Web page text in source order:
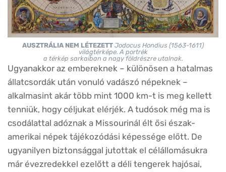
AUSZTRÁLIA NEM LÉTEZETT Jodocus Hondius (1563-1611)
világtérképe. A portrék
a térkép sarkaiban a nagy földrészre utalnak.
Ugyanakkor az embereknek – különösen a hatalmas
állatcsordák után vonuló vadászó népeknek –
alkalmasint akár több mint 1000 km-t is meg kellett
tenniük, hogy céljukat elérjék. A tudósok még ma is
csodálattal adóznak a Missourinál élt ősi észak-
amerikai népek tájékozódási képessége előtt. De
ugyanilyen biztonsággal jutottak el célállomásukra
már évezredekkel ezelőtt a déli tengerek hajósai,